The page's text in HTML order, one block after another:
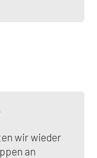
wir wieder
an